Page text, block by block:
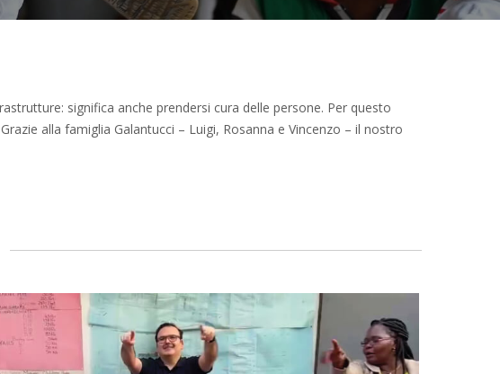
significa anche prendersi cura delle persone. Per questo
alla famiglia Galantucci – Luigi, Rosanna e Vincenzo – il nostro